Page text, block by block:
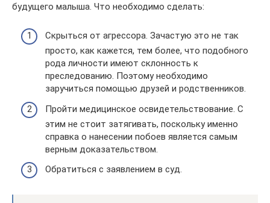
будущего малыша. Что необходимо сделать:
Скрыться от агрессора. Зачастую это не так
просто, как кажется, тем более, что подобного
рода личности имеют склонность к
преследованию. Поэтому необходимо
заручиться помощью друзей и родственников.
Пройти медицинское освидетельствование. С
этим не стоит затягивать, поскольку именно
справка о нанесении побоев является самым
верным доказательством.
Обратиться с заявлением в суд.